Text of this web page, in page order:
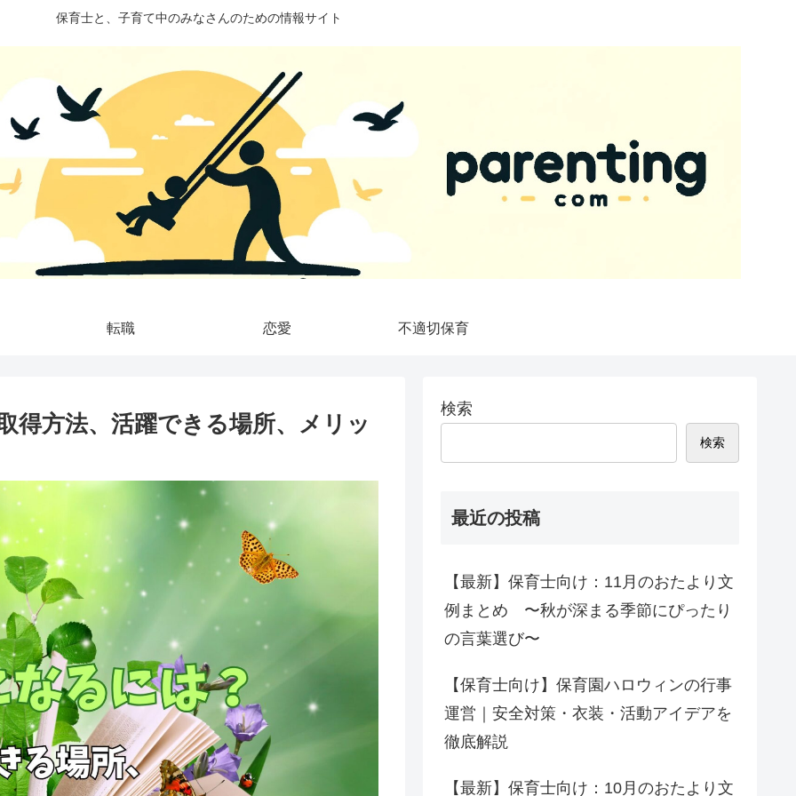
保育士と、子育て中のみなさんのための情報サイト
転職 恋愛 不適切保育
方法、活躍できる場所、メリッ
検索
検索
最近の投稿
【最新】保育士向け：11月のおたより文
例まとめ 〜秋が深まる季節にぴったり
の言葉選び〜
【保育士向け】保育園ハロウィンの行事
運営｜安全対策・衣装・活動アイデアを
徹底解説
【最新】保育士向け：10月のおたより文